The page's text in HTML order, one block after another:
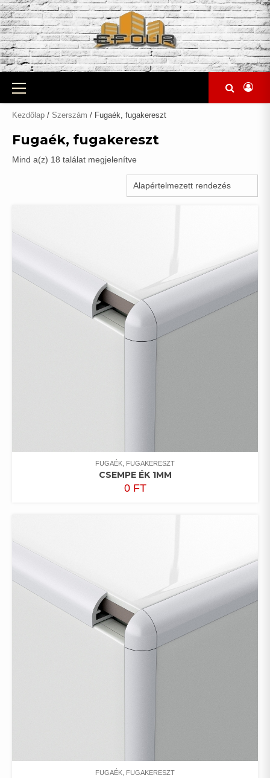
Skip
to
content
Primary
Menu
Kezdőlap / Szerszám / Fugaék, fugakereszt
Fugaék, fugakereszt
Mind a(z) 18 találat megjelenítve
FUGAÉK, FUGAKERESZT
CSEMPE ÉK 1MM
0 FT
FUGAÉK, FUGAKERESZT